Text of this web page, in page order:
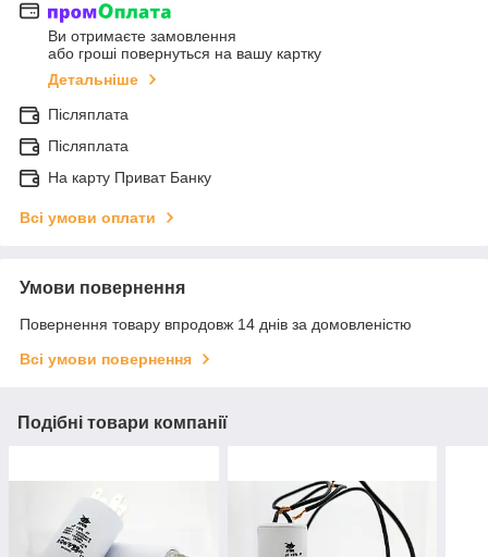
Ви отримаєте замовлення
або гроші повернуться на вашу картку
Детальніше
Післяплата
Післяплата
На карту Приват Банку
Всі умови оплати
Умови повернення
Повернення товару впродовж 14 днів за домовленістю
Всі умови повернення
Подібні товари компанії